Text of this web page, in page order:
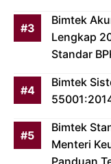
Bimtek
Lengkap
Standar
Bimtek
Bimtek
Menteri